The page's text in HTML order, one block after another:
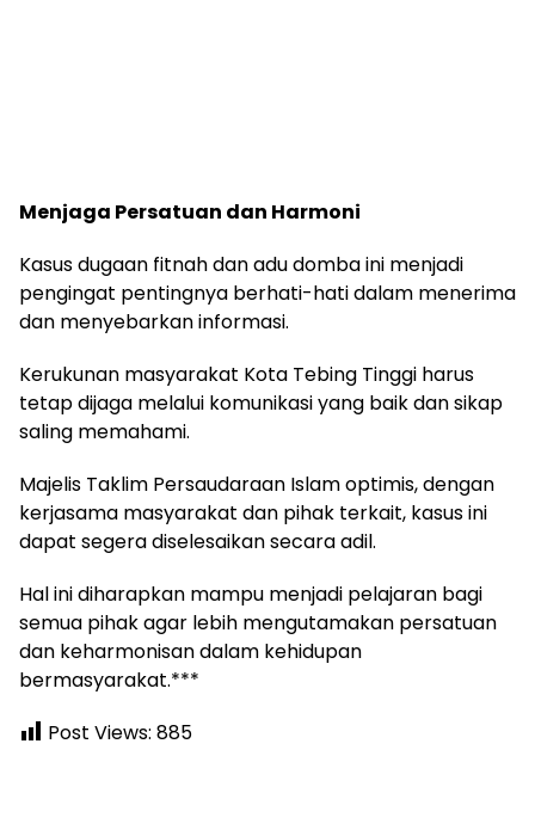
Menjaga Persatuan dan Harmoni
Kasus dugaan fitnah dan adu domba ini menjadi
pengingat pentingnya berhati-hati dalam menerima
dan menyebarkan informasi.
Kerukunan masyarakat Kota Tebing Tinggi harus
tetap dijaga melalui komunikasi yang baik dan sikap
saling memahami.
Majelis Taklim Persaudaraan Islam optimis, dengan
kerjasama masyarakat dan pihak terkait, kasus ini
dapat segera diselesaikan secara adil.
Hal ini diharapkan mampu menjadi pelajaran bagi
semua pihak agar lebih mengutamakan persatuan
dan keharmonisan dalam kehidupan
bermasyarakat.***
Post Views: 885